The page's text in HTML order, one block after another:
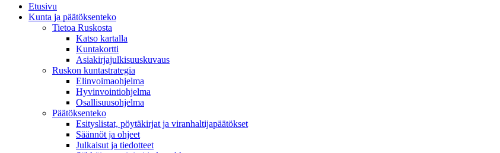
Etusivu
Kunta ja päätöksenteko
Tietoa Ruskosta
Katso kartalla
Kuntakortti
Asiakirjajulkisuuskuvaus
Ruskon kuntastrategia
Elinvoimaohjelma
Hyvinvointiohjelma
Osallisuusohjelma
Päätöksenteko
Esityslistat, pöytäkirjat ja viranhaltijapäätökset
Säännöt ja ohjeet
Julkaisut ja tiedotteet